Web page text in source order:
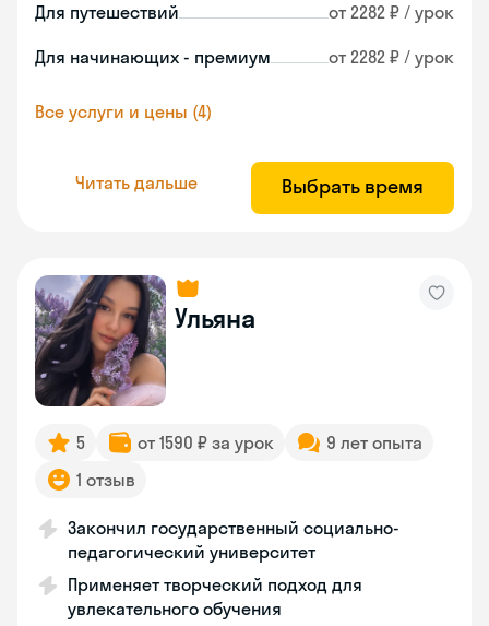
Для путешествий от 2282 ₽ / урок
Для начинающих - премиум от 2282 ₽ / урок
Все услуги и цены (4)
Читать дальше Выбрать время
Ульяна
5 от 1590 ₽ за урок
9 лет опыта
1 отзыв
Закончил государственный социально-
педагогический университет
Применяет творческий подход для
увлекательного обучения